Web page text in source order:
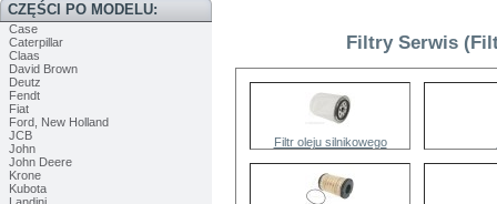
CZĘŚCI PO MODELU:
Case
Caterpillar
Claas
David Brown
Deutz
Fendt
Fiat
Ford, New Holland
JCB
John
John Deere
Krone
Kubota
Filtry Serwis
Filtr oleju silnikowego